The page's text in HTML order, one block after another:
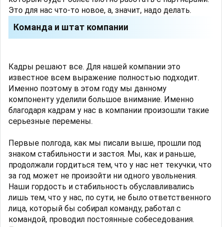
Это для нас что-то новое, а, значит, надо делать.
Команда и штат компании
Кадры решают все. Для нашей компании это
известное всем выражение полностью подходит.
Именно поэтому в этом году мы данному
компоненту уделили большое внимание. Именно
благодаря кадрам у нас в компании произошли такие
серьезные перемены.
Первые полгода, как мы писали выше, прошли под
знаком стабильности и застоя. Мы, как и раньше,
продолжали гордиться тем, что у нас нет текучки, что
за год может не произойти ни одного увольнения.
Наши гордость и стабильность обуславливались
лишь тем, что у нас, по сути, не было ответственного
лица, который бы собирал команду, работал с
командой, проводил постоянные собеседования.